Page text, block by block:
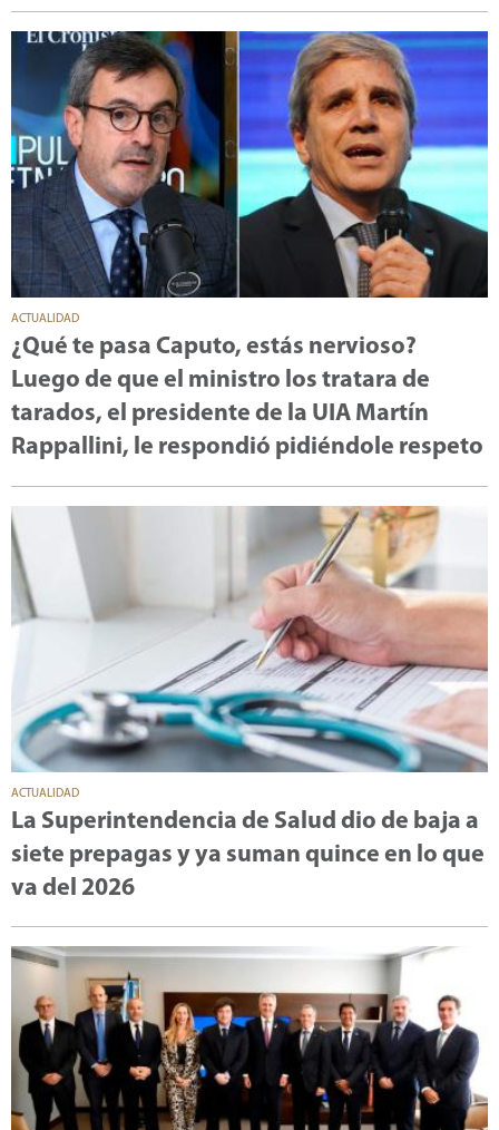
ACTUALIDAD
¿Qué te pasa Caputo, estás nervioso?
Luego de que el ministro los tratara de
tarados, el presidente de la UIA Martín
Rappallini, le respondió pidiéndole respeto
ACTUALIDAD
La Superintendencia de Salud dio de baja a
siete prepagas y ya suman quince en lo que
va del 2026